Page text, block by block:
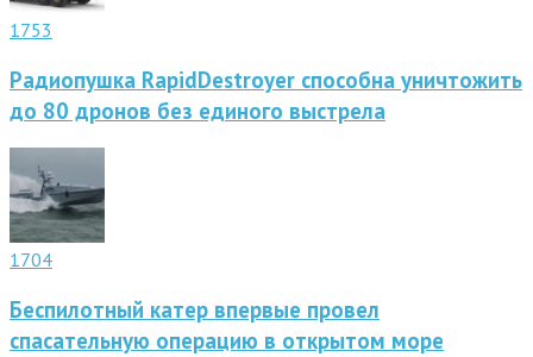
1753
Радиопушка RapidDestroyer способна уничтожить
до 80 дронов без единого выстрела
1704
Беспилотный катер впервые провел
спасательную операцию в открытом море